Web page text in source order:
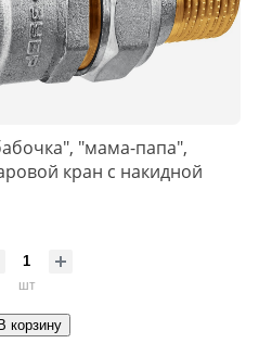
″мама-папа″,
кран с накидной
шт
В корзину